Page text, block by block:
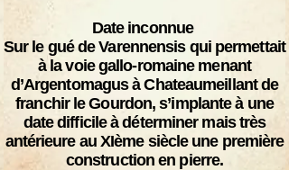
Date inconnue
Sur le gué de Varennensis qui permettait
à la voie gallo-romaine menant
d’Argentomagus à Chateaumeillant de
franchir le Gourdon, s’implante à une
date difficile à déterminer mais très
antérieure au XIème siècle une première
construction en pierre.